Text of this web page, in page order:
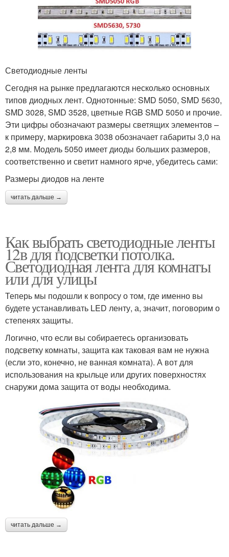
Светодиодные ленты
Сегодня на рынке предлагаются несколько основных
типов диодных лент. Однотонные: SMD 5050, SMD 5630,
SMD 3028, SMD 3528, цветные RGB SMD 5050 и прочие.
Эти цифры обозначают размеры светящих элементов –
к примеру, маркировка 3038 обозначает габариты 3,0 на
2,8 мм. Модель 5050 имеет диоды больших размеров,
соответственно и светит намного ярче, убедитесь сами:
Размеры диодов на ленте
читать дальше →
Как выбрать светодиодные ленты
12в для подсветки потолка.
Светодиодная лента для комнаты
или для улицы
Теперь мы подошли к вопросу о том, где именно вы
будете устанавливать LED ленту, а, значит, поговорим о
степенях защиты.
Логично, что если вы собираетесь организовать
подсветку комнаты, защита как таковая вам не нужна
(если это, конечно, не ванная комната). А вот для
использования на крыльце или других поверхностях
снаружи дома защита от воды необходима.
читать дальше →